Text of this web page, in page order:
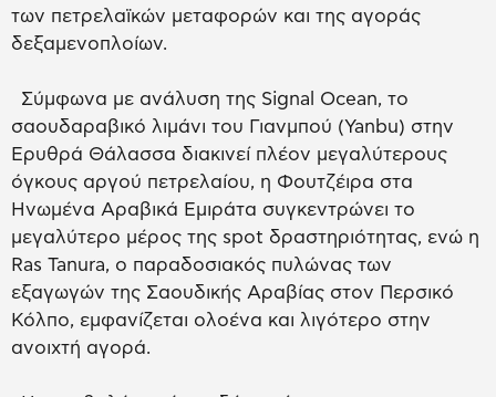
των πετρελαϊκών μεταφορών και της αγοράς
δεξαμενοπλοίων.
Σύμφωνα με ανάλυση της Signal Ocean, το
σαουδαραβικό λιμάνι του Γιανμπού (Yanbu) στην
Ερυθρά Θάλασσα διακινεί πλέον μεγαλύτερους
όγκους αργού πετρελαίου, η Φουτζέιρα στα
Ηνωμένα Αραβικά Εμιράτα συγκεντρώνει το
μεγαλύτερο μέρος της spot δραστηριότητας, ενώ η
Ras Tanura, ο παραδοσιακός πυλώνας των
εξαγωγών της Σαουδικής Αραβίας στον Περσικό
Κόλπο, εμφανίζεται ολοένα και λιγότερο στην
ανοιχτή αγορά.